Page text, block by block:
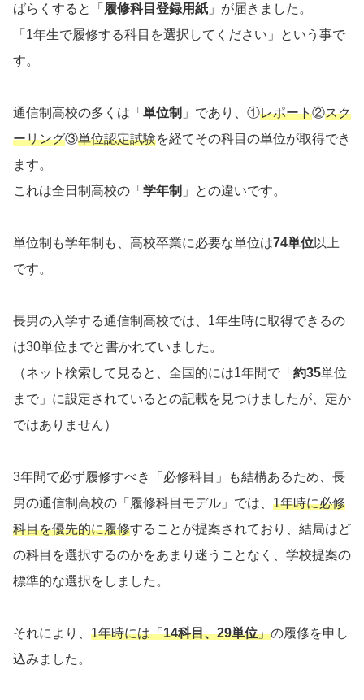
ばらくすると「 履修科目登録用紙 」が届きました。
「1年生で履修する科目を選択してください」という事で
す。
通信制高校の多くは「 単位制 」であり、①レポート②スク
ーリング③単位認定試験を経てその科目の単位が取得でき
ます。
これは全日制高校の「 学年制 」との違いです。
単位制も学年制も、高校卒業に必要な単位は74単位以上
です。
長男の入学する通信制高校では、1年生時に取得できるの
は30単位までと書かれていました。
（ネット検索して見ると、全国的には1年間で「 約35単位
まで」に設定されているとの記載を見つけましたが、定か
ではありません）
3年間で必ず履修すべき「必修科目」も結構あるため、長
男の通信制高校の「履修科目モデル」では、 1年時に必修
科目を優先的に履修することが提案されており、結局はど
の科目を選択するのかをあまり迷うことなく、学校提案の
標準的な選択をしました。
それにより、 1年時には「14科目、29単位」の履修を申し
込みました。